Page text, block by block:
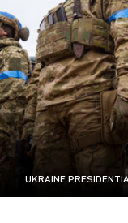
UKRAINE